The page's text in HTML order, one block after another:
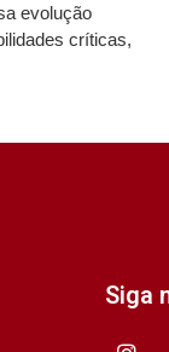
evolução
críticas,
Siga